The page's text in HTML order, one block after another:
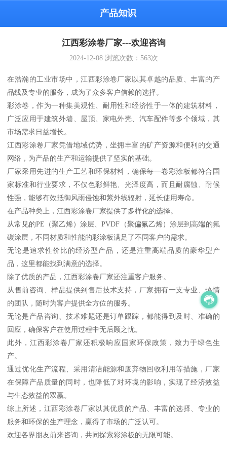
产品知识
江西彩涂卷厂家---欢迎咨询
2024-12-08浏览次数： 563次
在浩瀚的工业市场中，江西彩涂卷厂家以其卓越的品质、丰富的产
品线及专业的服务，成为了众多客户信赖的选择。
彩涂卷，作为一种集美观性、耐用性和经济性于一体的建筑材料，
广泛应用于建筑外墙、屋顶、家电外壳、汽车配件等多个领域，其
市场需求日益增长。
江西彩涂卷厂家凭借地域优势，坐拥丰富的矿产资源和便利的交通
网络，为产品的生产和运输提供了坚实的基础。
厂家采用先进的生产工艺和环保材料，确保每一卷彩涂板都符合国
家标准和行业要求，不仅色彩鲜艳、光泽度高，而且耐腐蚀、耐候
性强，能够有效抵御风雨侵蚀和紫外线辐射，延长使用寿命。
在产品种类上，江西彩涂卷厂家提供了多样化的选择。
从常见的PE（聚乙烯）涂层、PVDF（聚偏氟乙烯）涂层到高端的氟
碳涂层，不同材质和性能的彩涂板满足了不同客户的需求。
无论是追求性价比的经济型产品，还是注重高端品质的豪华型产
品，这里都能找到满意的选择。
除了优质的产品，江西彩涂卷厂家还注重客户服务。
从售前咨询、样品提供到售后技术支持，厂家拥有一支专业、热情
的团队，随时为客户提供全方位的服务。
无论是产品咨询、技术难题还是订单跟踪，都能得到及时、准确的
回应，确保客户在使用过程中无后顾之忧。
此外，江西彩涂卷厂家还积极响应国家环保政策，致力于绿色生
产。
通过优化生产流程、采用清洁能源和废弃物回收利用等措施，厂家
在保障产品质量的同时，也降低了对环境的影响，实现了经济效益
与生态效益的双赢。
综上所述，江西彩涂卷厂家以其优质的产品、丰富的选择、专业的
服务和环保的生产理念，赢得了市场的广泛认可。
欢迎各界朋友前来咨询，共同探索彩涂板的无限可能。